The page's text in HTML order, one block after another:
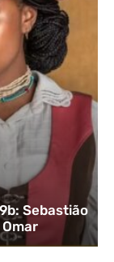
Sebastião